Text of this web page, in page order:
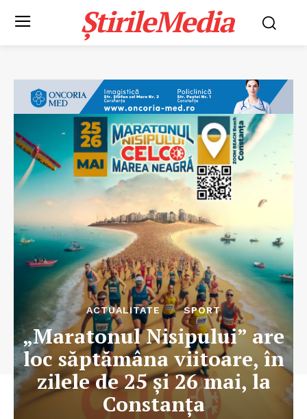
ȘtirileMedia
ACTUALITATE SPORT
„Maratonul Nisipului” are
loc săptămâna viitoare, în
zilele de 25 și 26 mai, la
Constanța